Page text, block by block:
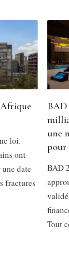
loi.
ont
date
fractures
BAD
une
pour
BAD
Tout